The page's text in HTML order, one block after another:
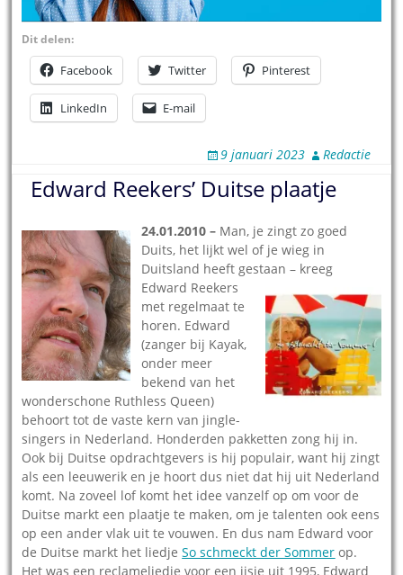
Dit delen:
Facebook Twitter Pinterest
LinkedIn E-mail
9 januari 2023 Redactie
Edward Reekers’ Duitse plaatje
24.01.2010 – Man, je zingt zo goed
Duits, het lijkt wel of je wieg in
Duitsland heeft gestaan – kreeg
Edward Reekers
met regelmaat te
horen. Edward
(zanger bij Kayak,
onder meer
bekend van het
wonderschone Ruthless Queen)
behoort tot de vaste kern van jingle-
singers in Nederland. Honderden pakketten zong hij in.
Ook bij Duitse opdrachtgevers is hij populair, want hij zingt
als een leeuwerik en je hoort dus niet dat hij uit Nederland
komt. Na zoveel lof komt het idee vanzelf op om voor de
Duitse markt een plaatje te maken, om je talenten ook eens
op een ander vlak uit te vouwen. En dus nam Edward voor
de Duitse markt het liedjeSo schmeckt der Sommer op.
Het was een reclameliedje voor een ijsje uit 1995, Edward